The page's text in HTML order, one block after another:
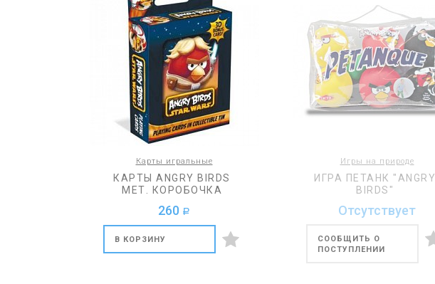
Карты игральные
КАРТЫ ANGRY BIRDS
МЕТ. КОРОБОЧКА
260 a
В КОРЗИНУ
Игры на природе
ИГРА ПЕТАНК "ANGRY
BIRDS"
Отсутствует
СООБЩИТЬ О
ПОСТУПЛЕНИИ